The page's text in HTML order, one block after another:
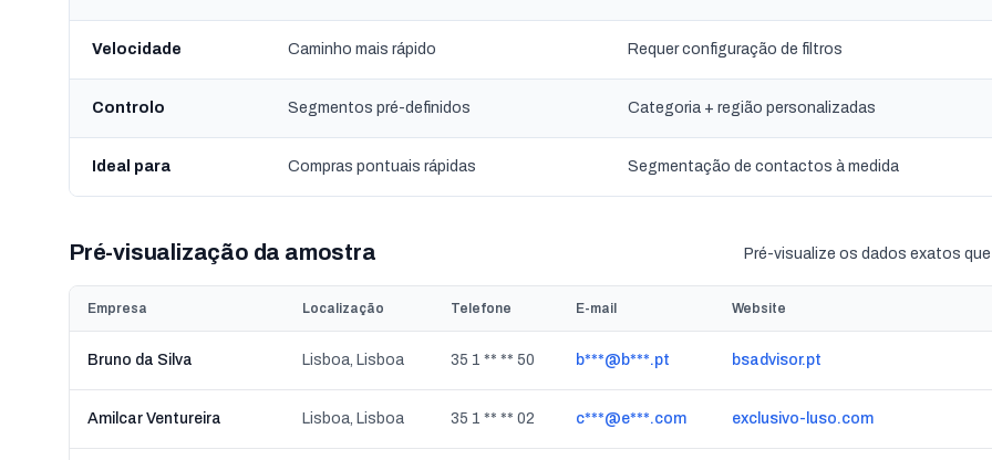
Velocidade Caminho mais rápido Requer configuração de filtros
Controlo Segmentos pré-definidos Categoria + região personalizadas
Ideal para Compras pontuais rápidas Segmentação de contactos à medida
Pré-visualização da amostra Pré-visualize os dados exatos que
Empresa Localização Telefone E-mail Website
Bruno da Silva Lisboa, Lisboa 35 1 ** ** 50 b***@b***.pt bsadvisor.pt
Amilcar Ventureira Lisboa, Lisboa 35 1 ** ** 02 c***@e***.com exclusivo-luso.com